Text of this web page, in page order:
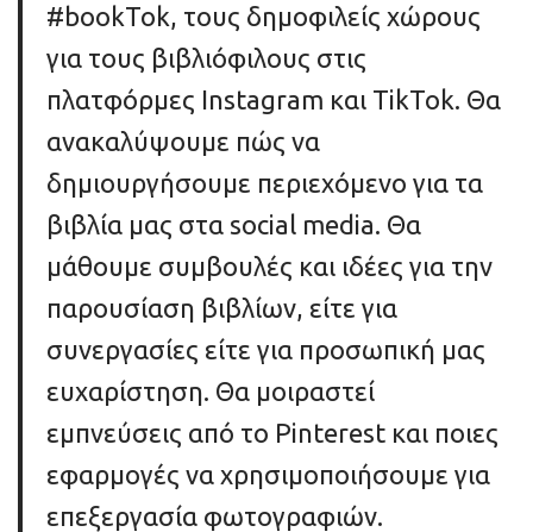
#bookTok, τους δημοφιλείς χώρους
για τους βιβλιόφιλους στις
πλατφόρμες Instagram και TikTok. Θα
ανακαλύψουμε πώς να
δημιουργήσουμε περιεχόμενο για τα
βιβλία μας στα social media. Θα
μάθουμε συμβουλές και ιδέες για την
παρουσίαση βιβλίων, είτε για
συνεργασίες είτε για προσωπική μας
ευχαρίστηση. Θα μοιραστεί
εμπνεύσεις από το Pinterest και ποιες
εφαρμογές να χρησιμοποιήσουμε για
επεξεργασία φωτογραφιών.